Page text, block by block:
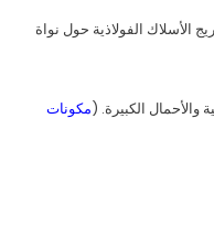
الفولاذية حول نواة
الكبيرة. (مكونات